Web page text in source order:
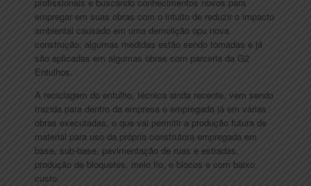
empregar em suas obras com o intuito de reduzir o impacto
ambiental causado em uma demolição opu nova
construção, algumas medidas estão sendo tomadas e já
são aplicadas em algumas obras com parceria da G2
Entulhos.
A reciclagem do entulho, técnica ainda recente, vem sendo
trazida para dentro da empresa e empregada já em várias
obras executadas, o que vai permitir a produção futura de
material para uso da própria construtora empregada em
base, sub-base, pavimentação de ruas e estradas,
produção de bloquetes, meio fio, e blocos e com baixo
custo.